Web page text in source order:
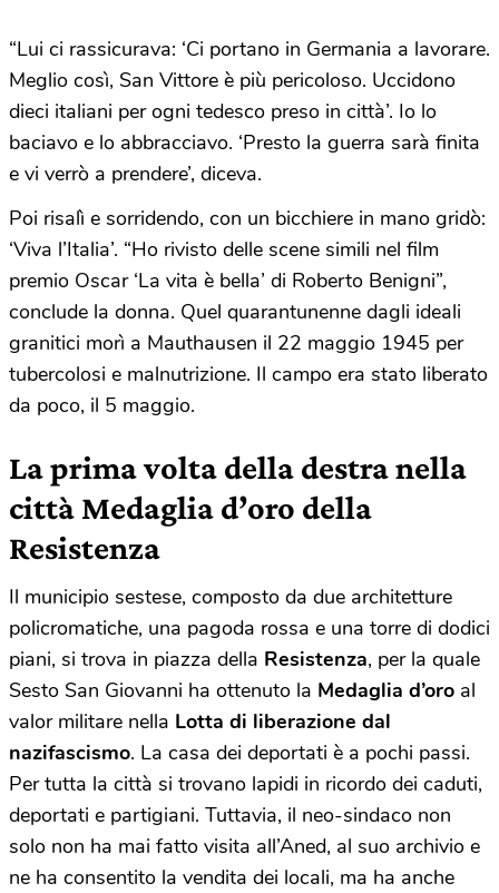
“Lui ci rassicurava: ‘Ci portano in Germania a lavorare.
Meglio così, San Vittore è più pericoloso. Uccidono
dieci italiani per ogni tedesco preso in città’. Io lo
baciavo e lo abbracciavo. ‘Presto la guerra sarà finita
e vi verrò a prendere’, diceva.
Poi risalì e sorridendo, con un bicchiere in mano gridò:
‘Viva l’Italia’. “Ho rivisto delle scene simili nel film
premio Oscar ‘La vita è bella’ di Roberto Benigni”,
conclude la donna. Quel quarantunenne dagli ideali
granitici morì a Mauthausen il 22 maggio 1945 per
tubercolosi e malnutrizione. Il campo era stato liberato
da poco, il 5 maggio.
La prima volta della destra nella
città Medaglia d’oro della
Resistenza
Il municipio sestese, composto da due architetture
policromatiche, una pagoda rossa e una torre di dodici
piani, si trova in piazza della Resistenza, per la quale
Sesto San Giovanni ha ottenuto la Medaglia d’oro al
valor militare nella Lotta di liberazione dal
nazifascismo. La casa dei deportati è a pochi passi.
Per tutta la città si trovano lapidi in ricordo dei caduti,
deportati e partigiani. Tuttavia, il neo-sindaco non
solo non ha mai fatto visita all’Aned, al suo archivio e
ne ha consentito la vendita dei locali, ma ha anche